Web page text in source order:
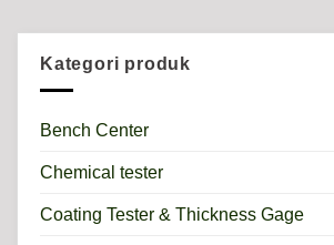
Kategori produk
Bench Center
Chemical tester
Coating Tester & Thickness Gage